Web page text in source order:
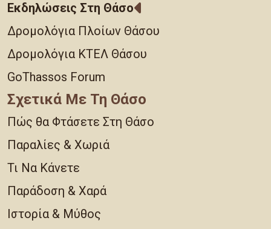
Εκδηλώσεις Στη Θάσο
Δρομολόγια Πλοίων Θάσου
Δρομολόγια ΚΤΕΛ Θάσου
GoThassos Forum
Σχετικά Με Τη Θάσο
Πώς θα Φτάσετε Στη Θάσο
Παραλίες & Χωριά
Τι Να Κάνετε
Παράδοση & Χαρά
Ιστορία & Μύθος